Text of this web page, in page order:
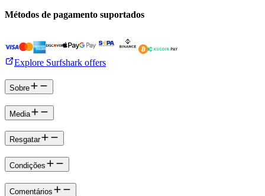
Métodos de pagamento suportados
Explore Surfshark offers
Sobre
Media
Resgatar
Condições
Comentários